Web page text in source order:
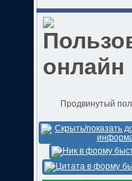
Продвинутый